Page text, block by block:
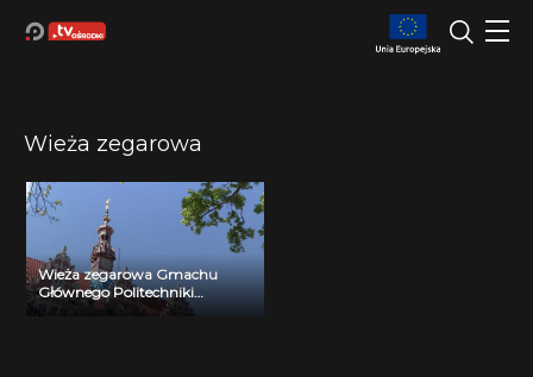
Wieża zegarowa
Wieża zegarowa Gmachu
Głównego Politechniki
Gdańskiej